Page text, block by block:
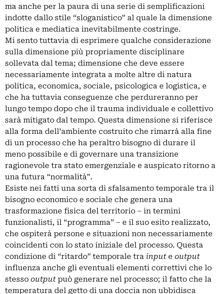
ma anche per la paura di una serie di semplificazioni
indotte dallo stile “sloganistico” al quale la dimensione
politica e mediatica inevitabilmente costringe.
Mi sento tuttavia di esprimere qualche considerazione
sulla dimensione più propriamente disciplinare
sollevata dal tema; dimensione che deve essere
necessariamente integrata a molte altre di natura
politica, economica, sociale, psicologica e logistica, e
che ha tuttavia conseguenze che perdureranno per
lungo tempo dopo che il trauma individuale e collettivo
sarà mitigato dal tempo. Questa dimensione si riferisce
alla forma dell’ambiente costruito che rimarrà alla fine
di un processo che ha peraltro bisogno di durare il
meno possibile e di governare una transizione
ragionevole tra stato emergenziale e auspicato ritorno a
una futura “normalità”.
Esiste nei fatti una sorta di sfalsamento temporale tra il
bisogno economico e sociale che genera una
trasformazione fisica del territorio – in termini
funzionalisti, il “programma” – e il suo esito realizzato,
che ospiterà persone e situazioni non necessariamente
coincidenti con lo stato iniziale del processo. Questa
condizione di “ritardo” temporale tra input e output
influenza anche gli eventuali elementi correttivi che lo
stesso output può generare nel processo; il fatto che la
temperatura del getto di una doccia non ubbidisca